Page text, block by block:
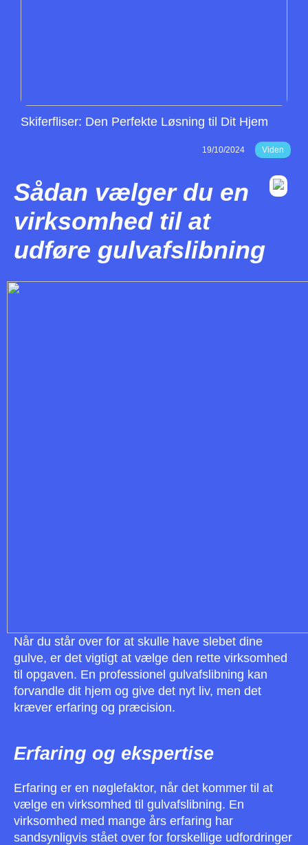
Skiferfliser: Den Perfekte Løsning til Dit Hjem
19/10/2024 Viden
Sådan vælger du en
virksomhed til at
udføre gulvafslibning
Når du står over for at skulle have slebet dine
gulve, er det vigtigt at vælge den rette virksomhed
til opgaven. En professionel gulvafslibning kan
forvandle dit hjem og give det nyt liv, men det
kræver erfaring og præcision.
Erfaring og ekspertise
Erfaring er en nøglefaktor, når det kommer til at
vælge en virksomhed til gulvafslibning. En
virksomhed med mange års erfaring har
sandsynligvis stået over for forskellige udfordringer